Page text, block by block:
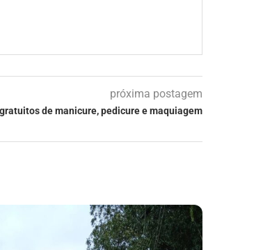
próxima postagem
de manicure, pedicure e maquiagem